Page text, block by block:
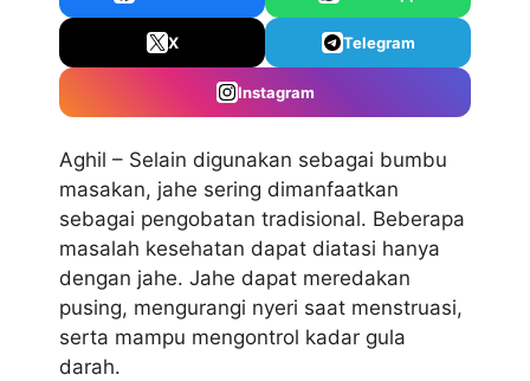
X Telegram
Instagram
Aghil – Selain digunakan sebagai bumbu
masakan, jahe sering dimanfaatkan
sebagai pengobatan tradisional. Beberapa
masalah kesehatan dapat diatasi hanya
dengan jahe. Jahe dapat meredakan
pusing, mengurangi nyeri saat menstruasi,
serta mampu mengontrol kadar gula
darah.